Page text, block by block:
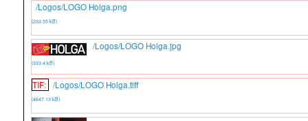
/Logos/LOGO Holga.png
(233.55 kB)
/Logos/LOGO Holga.jpg
(333.4 kB)
TIF: /Logos/LOGO Holga.tiff
(4647.13 kB)